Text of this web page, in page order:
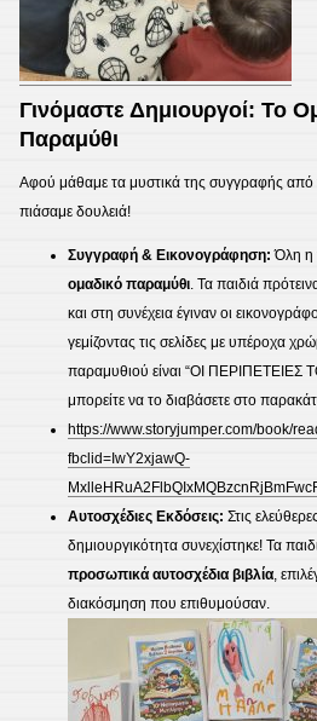
​Γινόμαστε Δημιουργοί: Το
Παραμύθι
​Αφού μάθαμε τα μυστικά της συγγραφής από
πιάσαμε δουλειά!
Συγγραφή & Εικονογράφηση: Όλη η
ομαδικό παραμύθι. Τα παιδιά
και στη συνέχεια έγιναν οι
γεμίζοντας τις σελίδες με υπέροχα
παραμυθιού είναι “ΟΙ ΠΕΡΙΠΕΤΕΙΕΣ
μπορείτε να το διαβάσετε στο
https://www.storyjumper.com/book/
fbclid=IwY2xjawQ-
Αυτοσχέδιες Εκδόσεις: Στις
δημιουργικότητα συνεχίστηκε! Τα
προσωπικά αυτοσχέδια βιβλία,
διακόσμηση που επιθυμούσαν.